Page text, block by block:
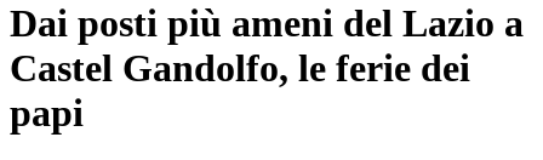
Dai posti più ameni del Lazio a
Castel Gandolfo, le ferie dei
papi